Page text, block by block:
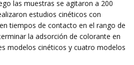
las muestras se agitaron a 200
estudios cinéticos con
tiempos de contacto en el rango de
la adsorción de colorante en
modelos cinéticos y cuatro modelos